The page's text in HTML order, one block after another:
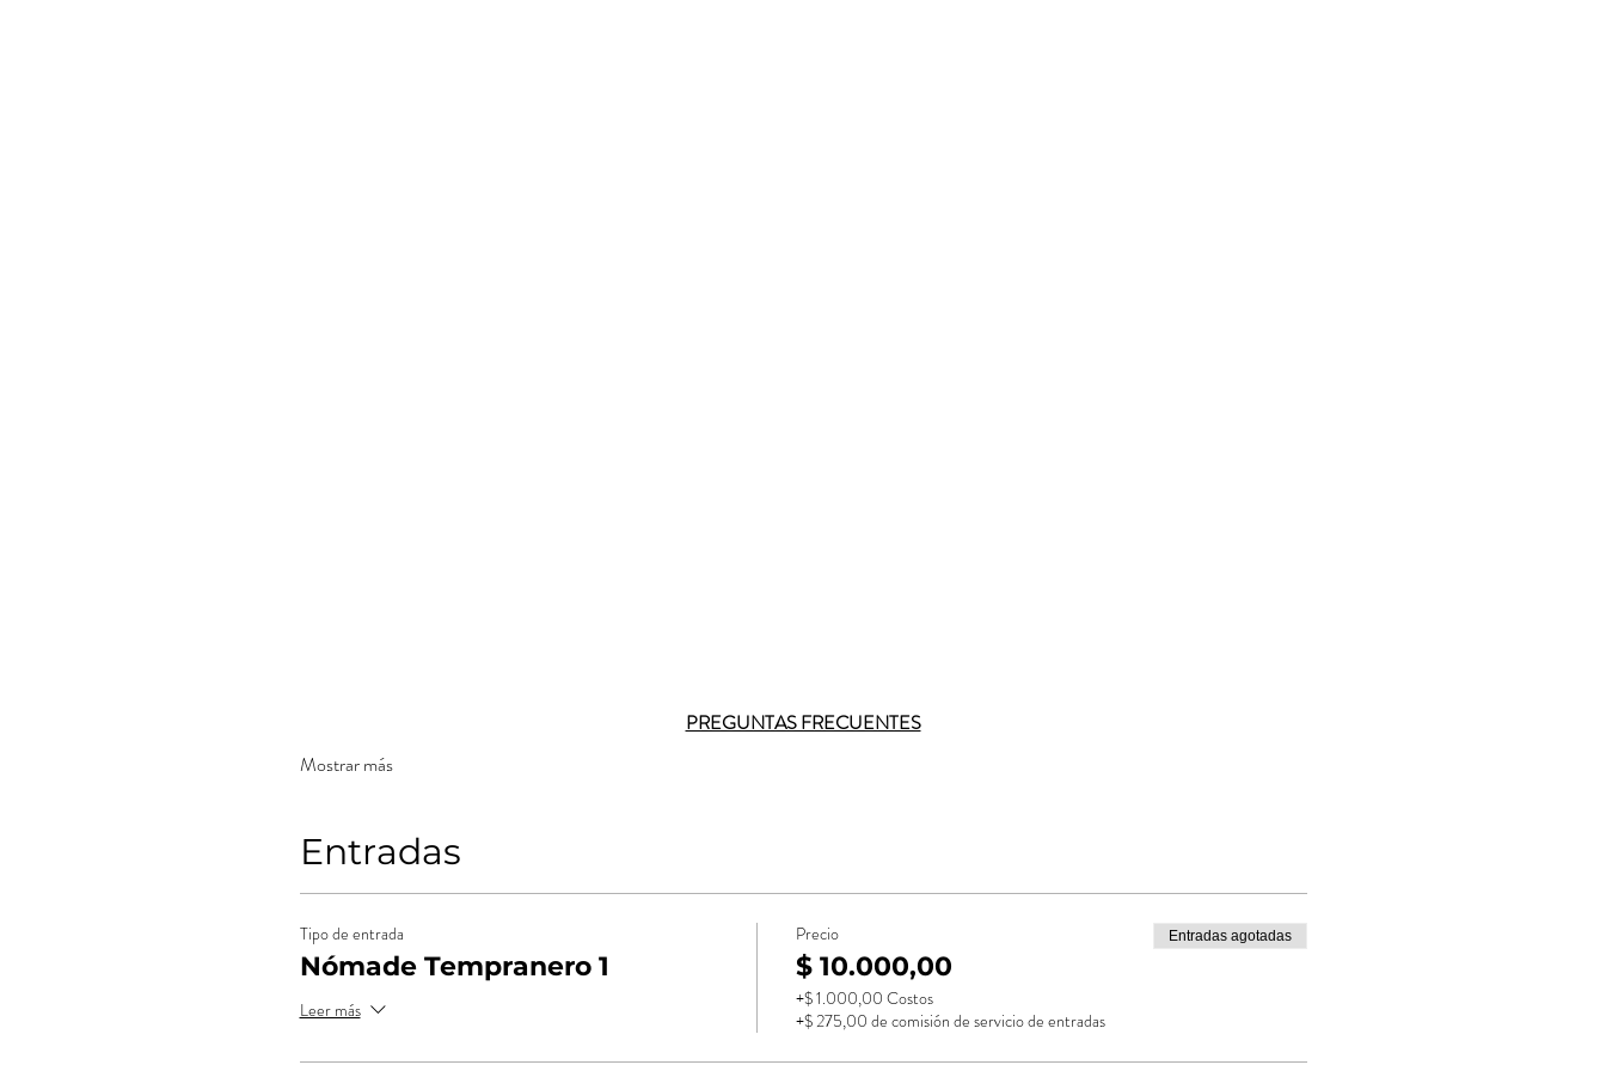
PREGUNTAS FRECUENTES
Mostrar más
Entradas
Tipo de entrada
Nómade Tempranero 1
Leer más
Precio
$ 10.000,00
+$ 1.000,00 Costos
+$ 275,00 de comisión de servicio de entradas
Entradas agotadas